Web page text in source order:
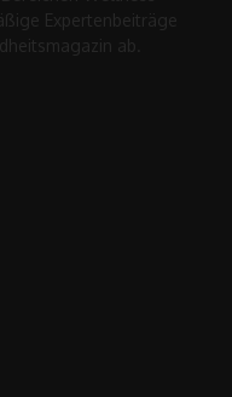
Expertenbeiträge
ab.